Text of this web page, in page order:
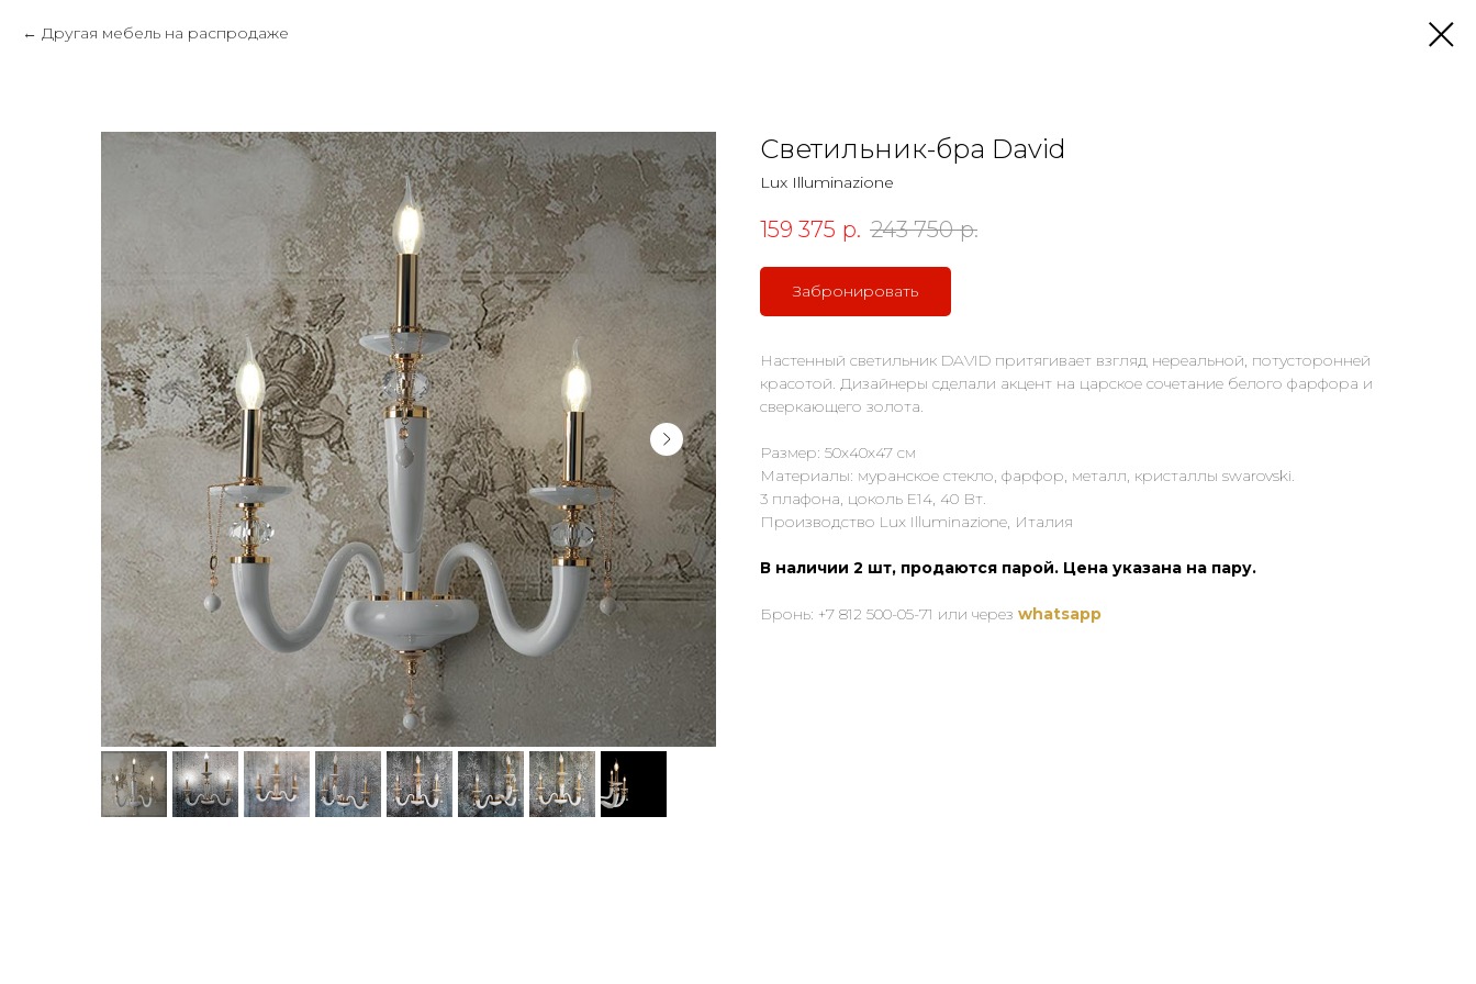
Другая мебель на распродаже
Светильник-бра David
Lux Illuminazione
159 375 р. 243 750 р.
Забронировать
Настенный светильник DAVID притягивает взгляд нереальной, потусторонней
красотой. Дизайнеры сделали акцент на царское сочетание белого фарфора и
сверкающего золота.
Размер: 50х40х47 см
Материалы: муранское стекло, фарфор, металл, кристаллы swarovski.
3 плафона, цоколь E14, 40 Вт.
Производство Lux Illuminazione, Италия
В наличии 2 шт, продаются парой. Цена указана на пару.
Бронь: +7 812 500-05-71 или через whatsapp